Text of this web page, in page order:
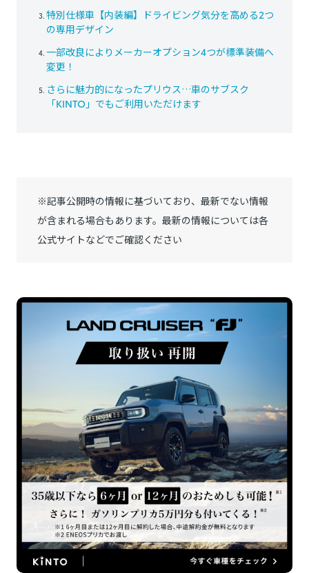
特別仕様車【内装編】ドライビング気分を高める2つ
の専用デザイン
一部改良によりメーカーオプション4つが標準装備へ
変更！
さらに魅力的になったプリウス…車のサブスク
「KINTO」でもご利用いただけます
※記事公開時の情報に基づいており、最新でない情報
が含まれる場合もあります。最新の情報については各
公式サイトなどでご確認ください